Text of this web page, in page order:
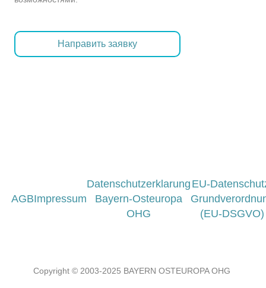
Направить заявку
AGBImpressum
Datenschutzerklarung
Bayern-Osteuropa
OHG
EU-
(EU-DSGVO)
Copyright © 2003-2025 BAYERN OSTEUROPA OHG